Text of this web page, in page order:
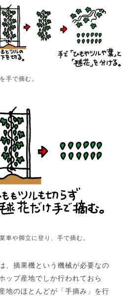
手で摘む。
車や脚立に登り、手で摘む。
、摘果機という機械が必要なの
ップ産地でしか行われておら
地のほとんどが「手摘み」を行